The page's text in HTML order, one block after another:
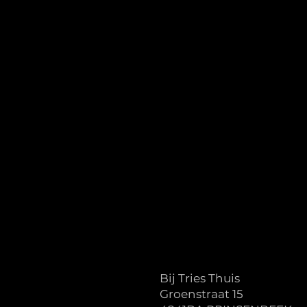
Bij Tries Thuis
Groenstraat 15